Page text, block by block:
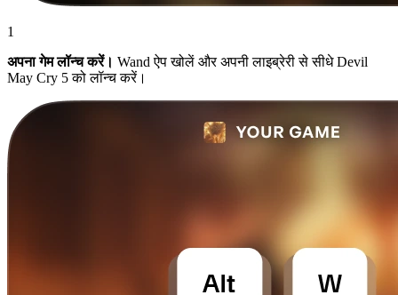
1
अपना गेम लॉन्च करें। Wand ऐप खोलें और अपनी लाइब्रेरी से सीधे Devil
May Cry 5 को लॉन्च करें।